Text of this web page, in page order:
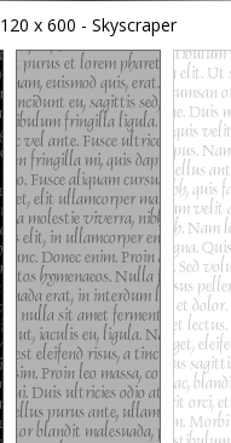
120 x 600 - Skyscraper